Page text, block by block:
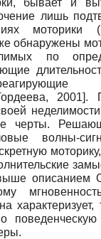
лишь
моторики
обнаружены
по
2001].
черты.
волны-
описанием